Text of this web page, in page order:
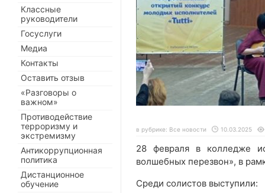
в рубрике: Все новости 10.03.2025
28 февраля в колледже
волшебных перезвон», в
Среди солистов выступили:
Классные
руководители
Госуслуги
Медиа
Контакты
Оставить отзыв
«Разговоры о
важном»
Противодействие
терроризму и
экстремизму
Антикоррупционная
политика
Дистанционное
обучение